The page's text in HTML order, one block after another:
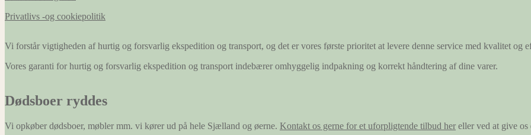
Privatlivs -og cookiepolitik
Vi forstår vigtigheden af hurtig og forsvarlig ekspedition og transport, og det er vores første prioritet at levere denne service med kvalitet og
Vores garanti for hurtig og forsvarlig ekspedition og transport indebærer omhyggelig indpakning og korrekt håndtering af dine varer.
Dødsboer ryddes
Vi opkøber dødsboer, møbler mm. vi kører ud på hele Sjælland og øerne. Kontakt os gerne for et uforpligtende tilbud her eller ved at give